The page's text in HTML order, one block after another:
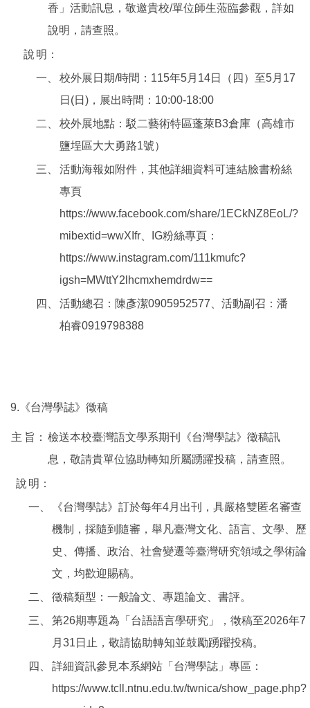
香」活動訊息，敬邀貴校/單位師生蒞臨參觀，詳如
說明，請查照。
說 明：
一、
校外展日期/時間：115年5月14日（四）至5月17
日(日)，展出時間：10:00-18:00
二、
校外展地點：駁二藝術特區蓬萊B3倉庫（高雄市
鹽埕區大大勇路1號）
三、
活動海報如附件，其他詳細資料可連結臉書粉絲
專頁
https://www.facebook.com/share/1ECkNZ8EoL/?
mibextid=wwXIfr、IG粉絲專頁：
https://www.instagram.com/111kmufc?
igsh=MWttY2lhcmxhemdrdw==
四、
活動總召：陳彥潔0905952577、活動副召：潘
柏睿0919798388
9.《台灣學誌》徵稿
主 旨： 檢送本校臺灣語文學系期刊《台灣學誌》徵稿訊
息，敬請貴單位協助轉知所屬踴躍投稿，請查照。
說 明：
一、
《台灣學誌》訂於每年4月出刊，具嚴格雙匿名審查
機制，採隨到隨審，舉凡臺灣文化、語言、文學、歷
史、傳播、政治、社會變遷等臺灣研究領域之學術論
文，均歡迎賜稿。
二、
徵稿類型：一般論文、專題論文、書評。
三、
第26期專題為「台語語言學研究」，徵稿至2026年7
月31日止，敬請協助轉知並鼓勵踴躍投稿。
四、
詳細資訊參見本系網站「台灣學誌」專區：
https://www.tcll.ntnu.edu.tw/twnica/show_page.php?